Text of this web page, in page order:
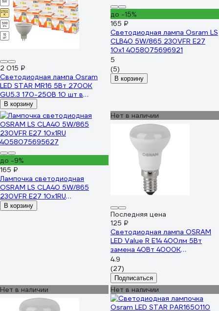
2 015 ₽
Светодиодная лампа Osram
LED STAR MR16 5Вт 2700К
GU5.3 170-250В 10 шт в
упаковке 4099854321856
В корзину
до -15%
165 ₽
Светодиодная лампа Osram LS
CLB40 5W/865 230VFR E27
10x1 4058075696921
5
(5)
В корзину
до -9%
165 ₽
Лампочка светодиодная
OSRAM LS CLA40 5W/865
230VFR E27 10x1RU
4058075695627
В корзину
Нет в наличии
Последняя цена
125 ₽
Светодиодная лампа OSRAM
LED Value R E14 400лм 5Вт
замена 40Вт 4000К
нейтральный белый свет
4058075582576
4.9
(27)
Подписаться
Нет в наличии Нет в наличии